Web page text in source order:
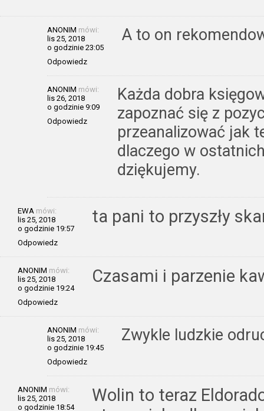
ANONIM mówi:
lis 25, 2018
o godzinie 23:05
Odpowiedz
A to on
ANONIM mówi:
lis 26, 2018
o godzinie 9:09
Odpowiedz
Każda dobra
zapoznać się z
przeanalizować jak
dlaczego w
dziękujemy.
EWA mówi:
lis 25, 2018
o godzinie 19:57
Odpowiedz
ta pani to przyszły
ANONIM mówi:
lis 25, 2018
o godzinie 19:24
Odpowiedz
Czasami i parzenie
ANONIM mówi:
lis 25, 2018
o godzinie 19:45
Odpowiedz
Zwykle ludzkie
ANONIM mówi:
lis 25, 2018
o godzinie 18:54
Wolin to teraz